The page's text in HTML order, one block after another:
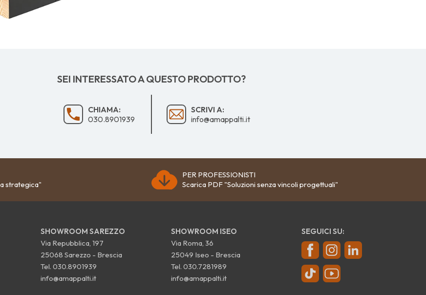
SEI INTERESSATO A QUESTO PRODOTTO?
CHIAMA:
030.8901939
SCRIVI A:
info@amappalti.it
strategica"
PER PROFESSIONISTI
Scarica PDF "Soluzioni senza vincoli progettuali"
SHOWROOM SAREZZO
Via Repubblica, 197
25068 Sarezzo - Brescia
Tel. 030.8901939
info@amappalti.it
SHOWROOM ISEO
Via Roma, 36
25049 Iseo - Brescia
Tel. 030.7281989
info@amappalti.it
SEGUICI SU: